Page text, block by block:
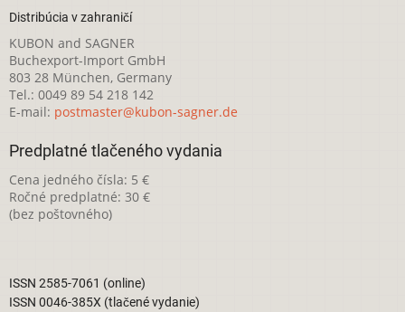
Distribúcia v zahraničí
KUBON and SAGNER
Buchexport-Import GmbH
803 28 München, Germany
Tel.: 0049 89 54 218 142
E-mail: postmaster@kubon-sagner.de
Predplatné tlačeného vydania
Cena jedného čísla: 5 €
Ročné predplatné: 30 €
(bez poštovného)
ISSN 2585-7061 (online)
ISSN 0046-385X (tlačené vydanie)